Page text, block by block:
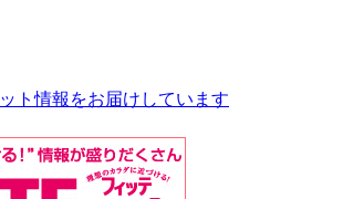
ト情報をお届けしています